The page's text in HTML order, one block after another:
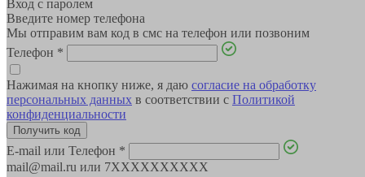
Вход с паролем
Введите номер телефона
Мы отправим вам код в смс на телефон или позвоним
Телефон *
Нажимая на кнопку ниже, я даю согласие на обработку
персональных данных в соответствии с Политикой
конфиденциальности
E-mail или Телефон *
mail@mail.ru или 7XXXXXXXXXX